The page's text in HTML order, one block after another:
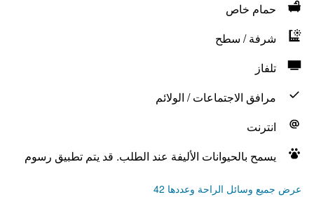
حمام خاص
شرفة / سطح
تلفاز
مرافق الاجتماعات / الولائم
انترنت
يسمح بالحيوانات الأليفة عند الطلب. قد يتم تطبيق رسوم
عرض جميع وسائل الراحة وعددها 42